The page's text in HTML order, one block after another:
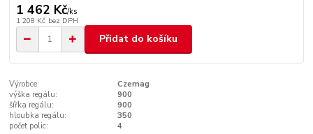
1 462 Kč/ks
1 208 Kč bez DPH
Přidat do košíku
Výrobce:
Czemag
výška regálu:
900
šířka regálu:
900
hloubka regálu:
350
počet polic:
4